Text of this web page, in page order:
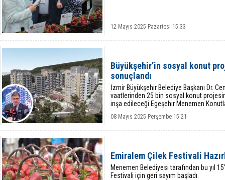
12 Mayıs 2025 Pazartesi 15:33
Büyükşehir’in sosyal konut
sonuçlandı
İzmir Büyükşehir Belediye Başkanı Dr.
vaatlerinden 25 bin sosyal konut
inşa edileceği Egeşehir Menemen
08 Mayıs 2025 Perşembe 15:21
Emiralem Çilek Festivali
Menemen Belediyesi tarafından bu yıl
Festivali için geri sayım başladı.